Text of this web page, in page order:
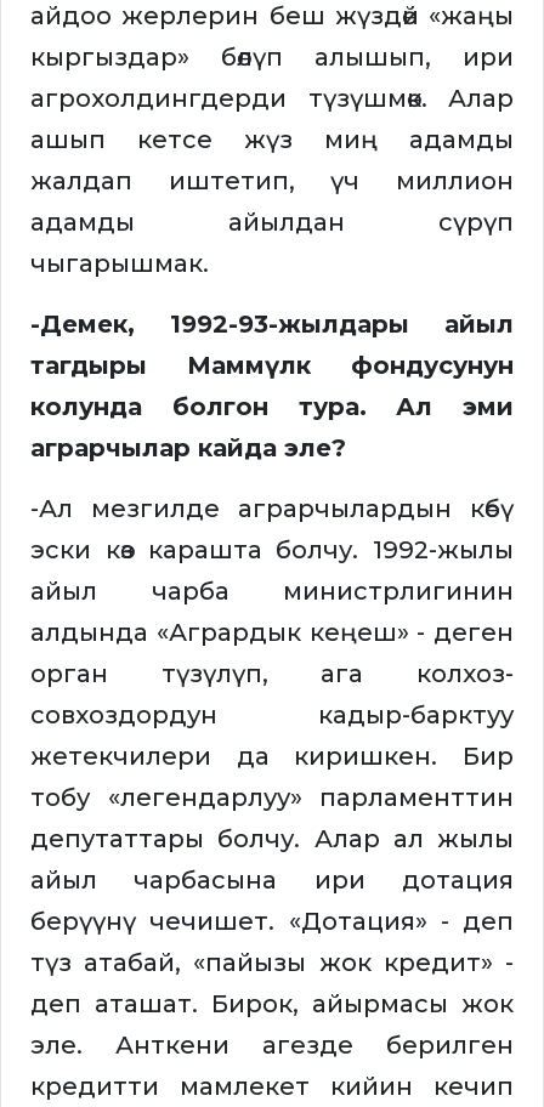
айдоо жерлерин беш жүздөй «жаңы
кыргыздар» бөлүп алышып, ири
агрохолдингдерди түзүшмөк. Алар
ашып кетсе жүз миң адамды
жалдап иштетип, үч миллион
адамды айылдан сүрүп
чыгарышмак.
-Демек, 1992-93-жылдары айыл
тагдыры Маммүлк фондусунун
колунда болгон тура. Ал эми
аграрчылар кайда эле?
-Ал мезгилде аграрчылардын көбү
эски көз карашта болчу. 1992-жылы
айыл чарба министрлигинин
алдында «Агрардык кеңеш» - деген
орган түзүлүп, ага колхоз-
совхоздордун кадыр-барктуу
жетекчилери да киришкен. Бир
тобу «легендарлуу» парламенттин
депутаттары болчу. Алар ал жылы
айыл чарбасына ири дотация
берүүнү чечишет. «Дотация» - деп
түз атабай, «пайызы жок кредит» -
деп аташат. Бирок, айырмасы жок
эле. Анткени агезде берилген
кредитти мамлекет кийин кечип